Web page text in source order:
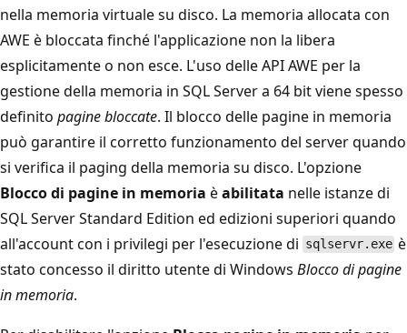
nella memoria virtuale su disco. La memoria allocata con
AWE è bloccata finché l'applicazione non la libera
esplicitamente o non esce. L'uso delle API AWE per la
gestione della memoria in SQL Server a 64 bit viene spesso
definito pagine bloccate. Il blocco delle pagine in memoria
può garantire il corretto funzionamento del server quando
si verifica il paging della memoria su disco. L'opzione
Blocco di pagine in memoria èabilitata nelle istanze di
SQL Server Standard Edition ed edizioni superiori quando
all'account con i privilegi per l'esecuzione di sqlservr.exe è
stato concesso il diritto utente di Windows Blocco di pagine
in memoria.